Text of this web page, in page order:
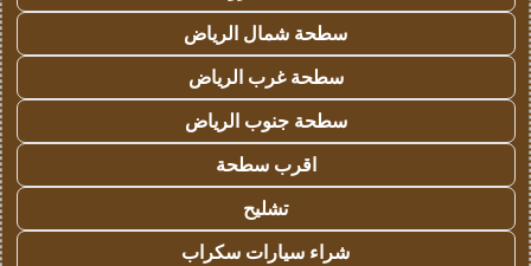
سطحة شمال الرياض
سطحة غرب الرياض
سطحة جنوب الرياض
اقرب سطحة
تشليح
شراء سيارات سكراب